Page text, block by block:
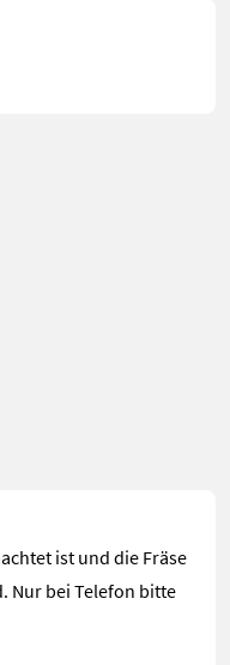
ist und die Fräse
Nur bei Telefon bitte